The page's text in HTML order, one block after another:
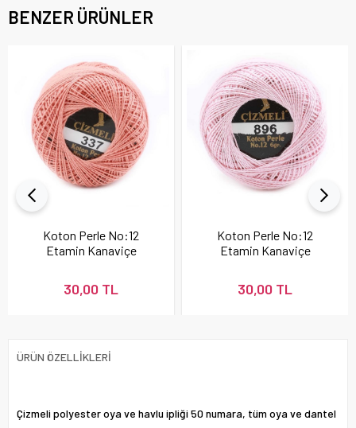
BENZER ÜRÜNLER
Koton Perle No:12
Etamin Kanaviçe
30,00 TL
Koton Perle No:12
Etamin Kanaviçe
30,00 TL
ÜRÜN ÖZELLIKLERI
Çizmeli polyester oya ve havlu ipliği 50 numara, tüm oya ve dantel